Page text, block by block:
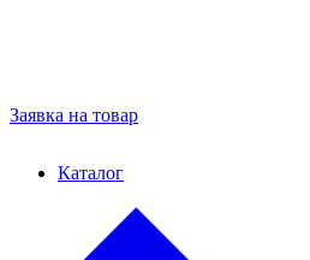
Заявка на товар
Каталог